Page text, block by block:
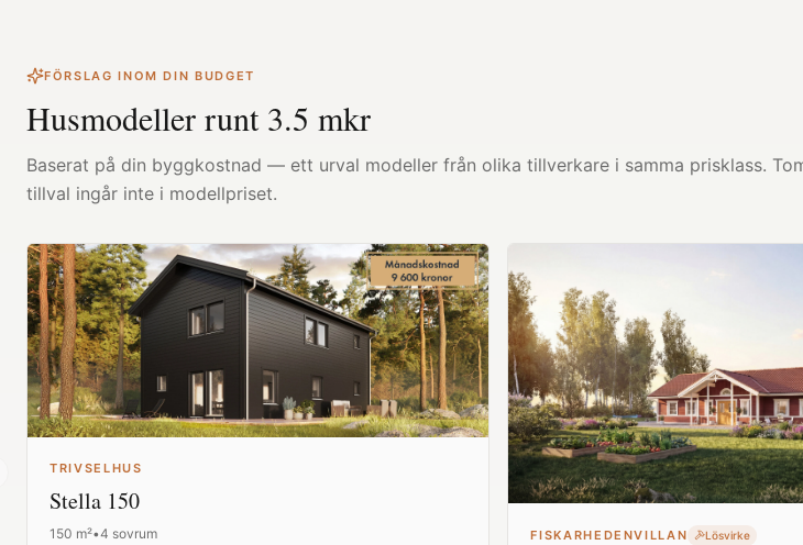
FÖRSLAG INOM DIN BUDGET
Husmodeller runt 3.5 mkr
Baserat på din byggkostnad — ett urval modeller från olika tillverkare i samma prisklass.
tillval ingår inte i modellpriset.
TRIVSELHUS
Stella 150
150 m²•4 sovrum FISKARHEDENVILLAN Lösvirke